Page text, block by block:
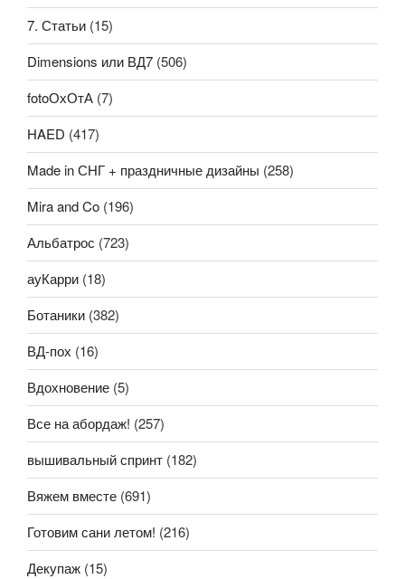
7. Статьи (15)
Dimensions или ВД7 (506)
fotoОхОтА (7)
HAED (417)
Made in СНГ + праздничные дизайны (258)
Mira and Co (196)
Альбатрос (723)
ауКарри (18)
Ботаники (382)
ВД-пох (16)
Вдохновение (5)
Все на абордаж! (257)
вышивальный спринт (182)
Вяжем вместе (691)
Готовим сани летом! (216)
Декупаж (15)